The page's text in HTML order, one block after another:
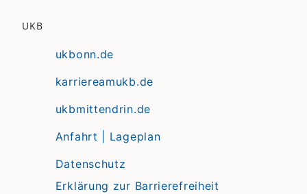
UKB
ukbonn.de
karriereamukb.de
ukbmittendrin.de
Anfahrt | Lageplan
Datenschutz
Erklärung zur Barrierefreiheit